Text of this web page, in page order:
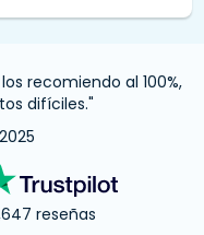
recomiendo al 100%,
difíciles."
reseñas